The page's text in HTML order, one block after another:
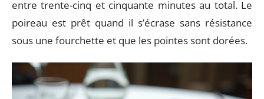
entre trente-cinq et cinquante minutes au total. Le
poireau est prêt quand il s’écrase sans résistance
sous une fourchette et que les pointes sont dorées.